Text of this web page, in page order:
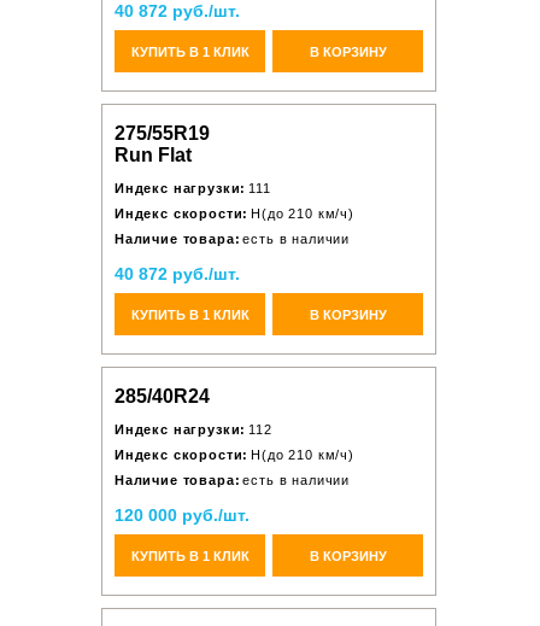
40 872 руб./шт.
КУПИТЬ В 1 КЛИК В КОРЗИНУ
275/55R19
Run Flat
Индекс нагрузки: 111
Индекс скорости: H(до 210 км/ч)
Наличие товара: есть в наличии
40 872 руб./шт.
КУПИТЬ В 1 КЛИК В КОРЗИНУ
285/40R24
Индекс нагрузки: 112
Индекс скорости: H(до 210 км/ч)
Наличие товара: есть в наличии
120 000 руб./шт.
КУПИТЬ В 1 КЛИК В КОРЗИНУ